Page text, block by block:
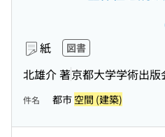
紙 図書
北雄介 著京都大学学術出版
件名 都市 空間 (建築)